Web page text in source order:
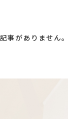
記事がありません。